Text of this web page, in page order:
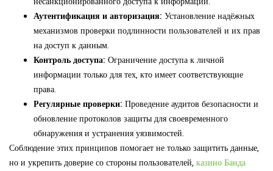
Аутентификация и авторизация: Установление надёжных
механизмов проверки подлинности пользователей и их прав
на доступ к данным.
Контроль доступа: Ограничение доступа к личной
информации только для тех, кто имеет соответствующие
права.
Регулярные проверки: Проведение аудитов безопасности и
обновление протоколов защиты для своевременного
обнаружения и устранения уязвимостей.
Соблюдение этих принципов помогает не только защитить данные,
но и укрепить доверие со стороны пользователей, казино Банда